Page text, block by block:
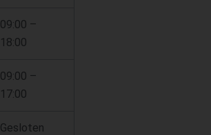
09:00 –
18:00
09:00 –
17:00
Gesloten